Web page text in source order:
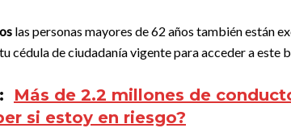
las personas mayores de 62 años también están
cédula de ciudadanía vigente para acceder a este
Más de 2.2 millones de
si estoy en riesgo?